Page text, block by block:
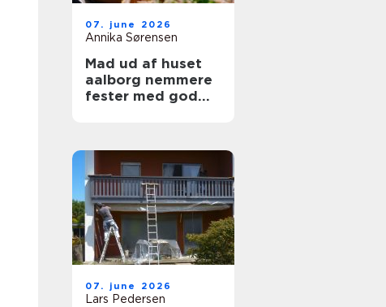
07. june 2026
Annika Sørensen
Mad ud af huset
aalborg nemmere
fester med god
07. june 2026
Lars Pedersen